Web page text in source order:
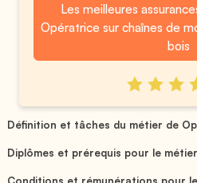
Les meilleures
Opératrice sur chaînes de
bois
Définition et tâches du métier de
Diplômes et prérequis pour le